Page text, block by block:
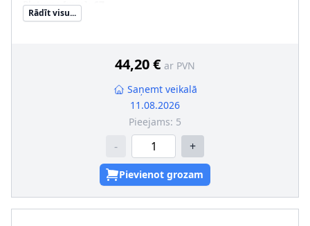
Platums [mm]
Augstums [mm]
Elektromagnētiskais vārsts
ar spiediena regulatoru
Spraudkontaktu skaits :2
Rādīt visu...
44,20 € ar PVN
Saņemt veikalā
11.08.2026
Pieejams: 5
- +
Pievienot grozam